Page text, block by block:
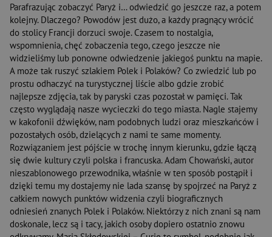
Parafrazując zobaczyć Paryż i… odwiedzić go jeszcze raz, a potem
kolejny. Dlaczego? Powodów jest dużo, a każdy pragnący wrócić
do stolicy Francji dorzuci swoje. Czasem to nostalgia,
wspomnienia, chęć zobaczenia tego, czego jeszcze nie
widzieliśmy lub ponowne odwiedzenie jakiegoś punktu na mapie.
A może tak ruszyć szlakiem Polek i Polaków? Co zwiedzić lub po
prostu odhaczyć na turystycznej liście albo gdzie zrobić
najlepsze zdjęcia, tak by paryski czas pozostał w pamięci. Tak
często wyglądają nasze wycieczki do tego miasta. Nagle stajemy
w kakofonii dźwięków, nam podobnych ludzi oraz mieszkańców i
pozostałych osób, dzielących z nami te same momenty.
Rozwiązaniem jest pójście w trochę innym kierunku, gdzie łączą
się dwie kultury czyli polska i francuska. Adam Chowański, autor
nieszablonowego przewodnika, właśnie w ten sposób postąpił i
dzięki temu my dostajemy nie lada szansę by spojrzeć na Paryż z
całkiem nowych punktów widzenia czyli biograficznych
odniesień znanych Polek i Polaków. Niektórzy z nich znani są nam
doskonale, lecz są i tacy, jakich osoby dopiero ostatnio znowu